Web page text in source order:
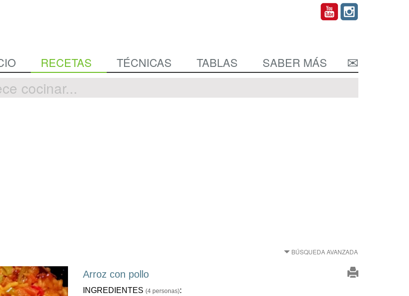
RECETAS TÉCNICAS TABLAS SABER MÁS
BÚSQUEDA AVANZADA
Arroz con pollo
INGREDIENTES (4 personas):